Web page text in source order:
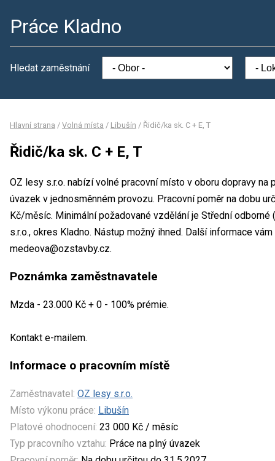
Práce Kladno
Hledat zaměstnání
Hlavní strana / Volná místa / Libušín / Řidič/ka sk. C + E, T
Řidič/ka sk. C + E, T
OZ lesy s.r.o. nabízí volné pracovní místo v oboru dopravy na
úvazek v jednosměnném provozu. Pracovní poměr na dobu
Kč/měsíc. Minimální požadované vzdělání je Střední
s.r.o., okres Kladno. Nástup možný ihned. Další informace
medeova@ozstavby.cz.
Poznámka zaměstnavatele
Mzda - 23.000 Kč + 0 - 100% prémie.
Kontakt e-mailem.
Informace o pracovním místě
Zaměstnavatel: OZ lesy s.r.o.
Místo výkonu práce: Libušín
Platové ohodnocení: 23 000 Kč / měsíc
Typ pracovního vztahu: Práce na plný úvazek